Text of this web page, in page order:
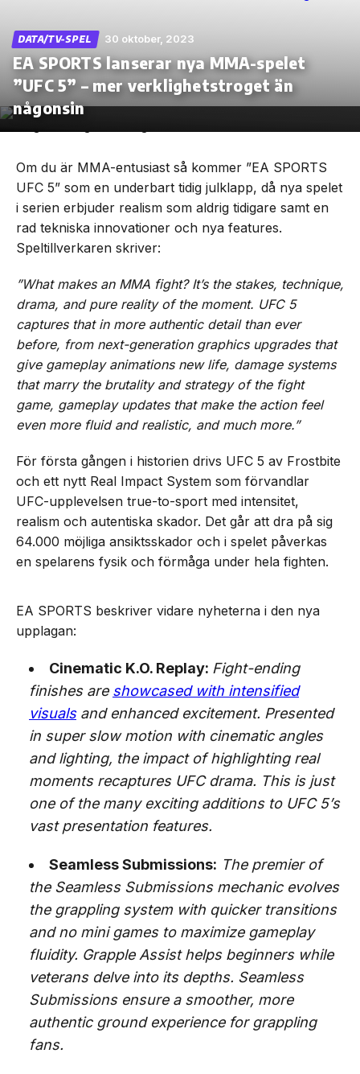
Skip
the
DATA/TV-SPEL 30 oktober, 2023
EA SPORTS lanserar nya MMA-spelet
”UFC 5” – mer verklighetstroget än
någonsin
Om du är MMA-entusiast så kommer ”EA SPORTS
UFC 5” som en underbart tidig julklapp, då nya spelet
i serien erbjuder realism som aldrig tidigare samt en
rad tekniska innovationer och nya features.
Speltillverkaren skriver:
”What makes an MMA fight? It’s the stakes, technique,
drama, and pure reality of the moment. UFC 5
captures that in more authentic detail than ever
before, from next-generation graphics upgrades that
give gameplay animations new life, damage systems
that marry the brutality and strategy of the fight
game, gameplay updates that make the action feel
even more fluid and realistic, and much more.”
För första gången i historien drivs UFC 5 av Frostbite
och ett nytt Real Impact System som förvandlar
UFC-upplevelsen true-to-sport med intensitet,
realism och autentiska skador. Det går att dra på sig
64.000 möjliga ansiktsskador och i spelet påverkas
en spelarens fysik och förmåga under hela fighten.
EA SPORTS beskriver vidare nyheterna i den nya
upplagan:
Cinematic K.O. Replay: Fight-ending
finishes are showcased with intensified
visualsand enhanced excitement. Presented
in super slow motion with cinematic angles
and lighting, the impact of highlighting real
moments recaptures UFC drama. This is just
one of the many exciting additions to UFC 5’s
vast presentation features.
Seamless Submissions: The premier of
the Seamless Submissions mechanic evolves
the grappling system with quicker transitions
and no mini games to maximize gameplay
fluidity. Grapple Assist helps beginners while
veterans delve into its depths. Seamless
Submissions ensure a smoother, more
authentic ground experience for grappling
fans.